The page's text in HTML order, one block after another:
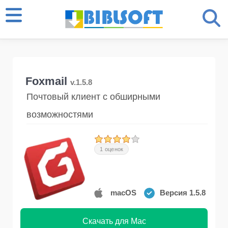
Foxmail v.1.5.8
Почтовый клиент с обширными
возможностями
1 оценок
macOS Версия 1.5.8
Скачать для Mac